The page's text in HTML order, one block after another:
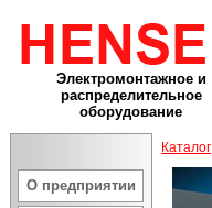
Электромонтажное и
распределительное
оборудование
О предприятии
Каталог